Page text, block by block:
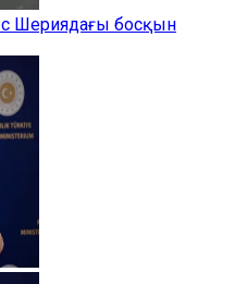
Шериядағы босқын